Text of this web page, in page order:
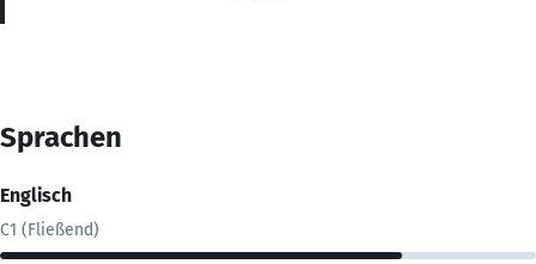
Sprachen
Englisch
C1 (Fließend)